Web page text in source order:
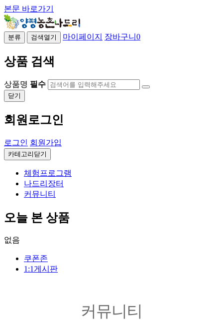
본문 바로가기
분류 검색열기 마이페이지 장바구니 0
상품 검색
상품명 필수
닫기
회원로그인
로그인 회원가입
카테고리닫기
체험프로그램
나드리장터
커뮤니티
오늘 본 상품
없음
쿠폰존
1:1게시판
커뮤니티